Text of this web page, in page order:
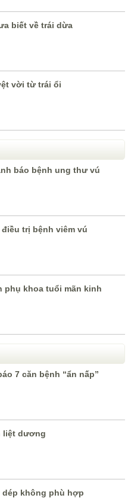
biết về trái dừa
vời từ trái ổi
báo bệnh ung thư vú
trị bệnh viêm vú
phụ khoa tuổi mãn kinh
7 căn bệnh “ẩn nấp”
liệt dương
dép không phù hợp